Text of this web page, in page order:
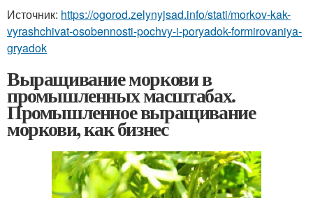
Источник: https://ogorod.zelynyjsad.info/stati/morkov-kak-
vyrashchivat-osobennosti-pochvy-i-poryadok-formirovaniya-
gryadok
Выращивание моркови в
промышленных масштабах.
Промышленное выращивание
моркови, как бизнес